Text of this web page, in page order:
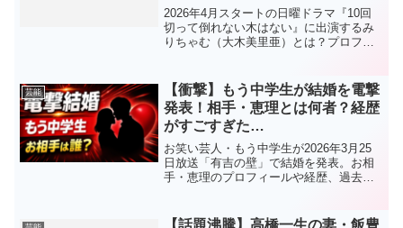
演作まとめ
2026年4月スタートの日曜ドラマ『10回
切って倒れない木はない』に出演するみ
りちゃむ（大木美里亜）とは？プロフィ
芸能
【衝撃】もう中学生が結婚を電撃
発表！相手・恵理とは何者？経歴
がすごすぎた…
お笑い芸人・もう中学生が2026年3月25
日放送「有吉の壁」で結婚を発表。お相
手・恵理のプロフィールや経歴、過去の
【話題沸騰】高橋一生の妻・飯豊